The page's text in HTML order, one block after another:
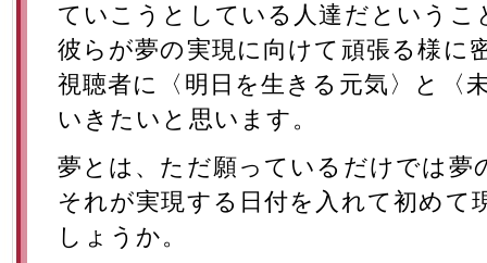
ていこうとしている人達だというこ
彼らが夢の実現に向けて頑張る様に
視聴者に〈明日を生きる元気〉と〈
いきたいと思います。
夢とは、ただ願っているだけでは
それが実現する日付を入れて初めて
しょうか。